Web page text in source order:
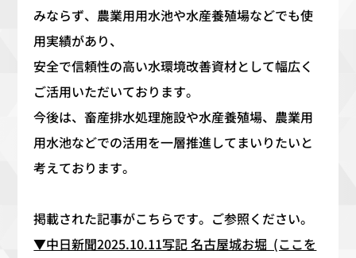
みならず、農業用用水池や水産養殖場などでも使
用実績があり、
安全で信頼性の高い水環境改善資材として幅広く
ご活用いただいております。
今後は、畜産排水処理施設や水産養殖場、農業用
用水池などでの活用を一層推進してまいりたいと
考えております。
掲載された記事がこちらです。ご参照ください。
▼中日新聞2025.10.11写記 名古屋城お堀 (ここを